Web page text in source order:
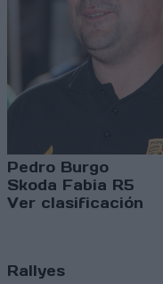
Pedro Burgo
Skoda Fabia R5
Ver clasificación
Rallyes